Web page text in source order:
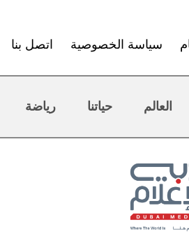
سياسة الخصوصية اتصل بنا
العالم حياتنا رياضة